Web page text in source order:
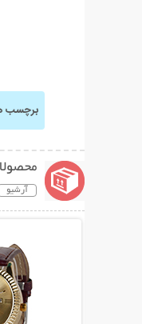
برچسب
آرشیو